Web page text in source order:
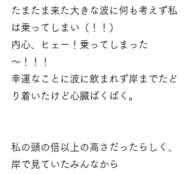
たまたま来た大きな波に何も考えず私
は乗ってしまい（！！）
内心、ヒェー！乗ってしまった
～！！！
幸運なことに波に飲まれず岸までたど
り着いたけど心臓ばくばく。
私の頭の倍以上の高さだったらしく、
岸で見ていたみんなから